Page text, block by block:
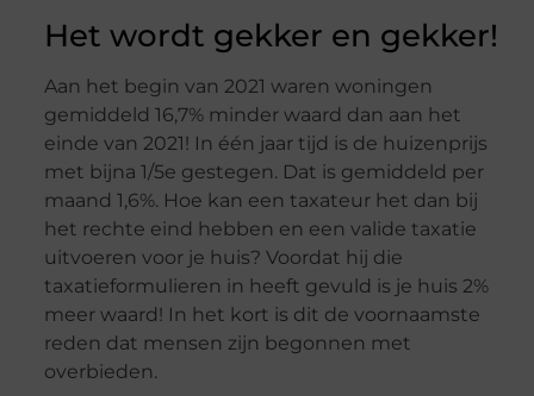
Het wordt gekker en gekker!
Aan het begin van 2021 waren woningen
gemiddeld 16,7% minder waard dan aan het
einde van 2021! In één jaar tijd is de huizenprijs
met bijna 1/5e gestegen. Dat is gemiddeld per
maand 1,6%. Hoe kan een taxateur het dan bij
het rechte eind hebben en een valide taxatie
uitvoeren voor je huis? Voordat hij die
taxatieformulieren in heeft gevuld is je huis 2%
meer waard! In het kort is dit de voornaamste
reden dat mensen zijn begonnen met
overbieden.